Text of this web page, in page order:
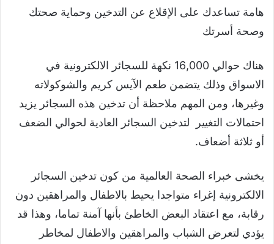
هامة تساعدك على الإقلاع عن التدخين وحماية صحتك
وصحة أسرتك
هناك حوالي 16,000 نكهة للسجائر الالكترونية في
الاسواق وذلك يتضمن طعم الآيس كريم والشوكولاته
وغيرها، ومن المهم ملاحظة أن تدخين هذه السجائر يزيد
احتمالات التغيير لتدخين السجائر العادية لحوالي الضعف
أو ثلاثة أضعاف.
يخشى خبراء الصحة العالمية من كون تدخين السجائر
الالكترونية إغراء متواجدا يحيط بالاطفال والمراهقين دون
رقابة، مع اعتقاد البعض الخاطئ بأنها آمنة تماما، وهذا قد
يؤدي لتعرض الشباب والمراهقين والاطفال لمخاطر